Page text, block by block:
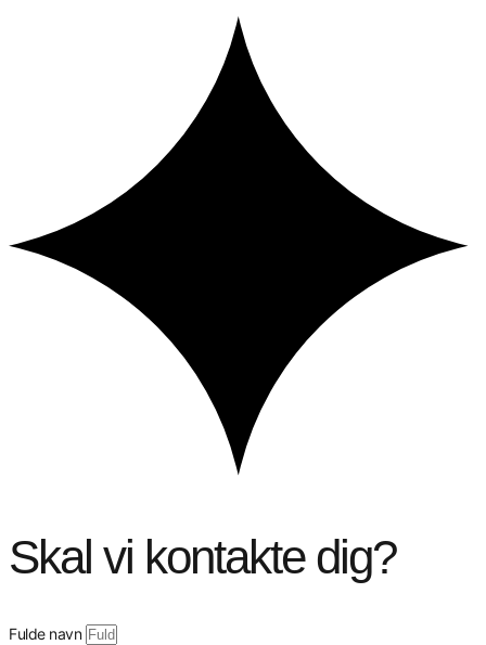
Skal vi kontakte dig?
Fulde navn